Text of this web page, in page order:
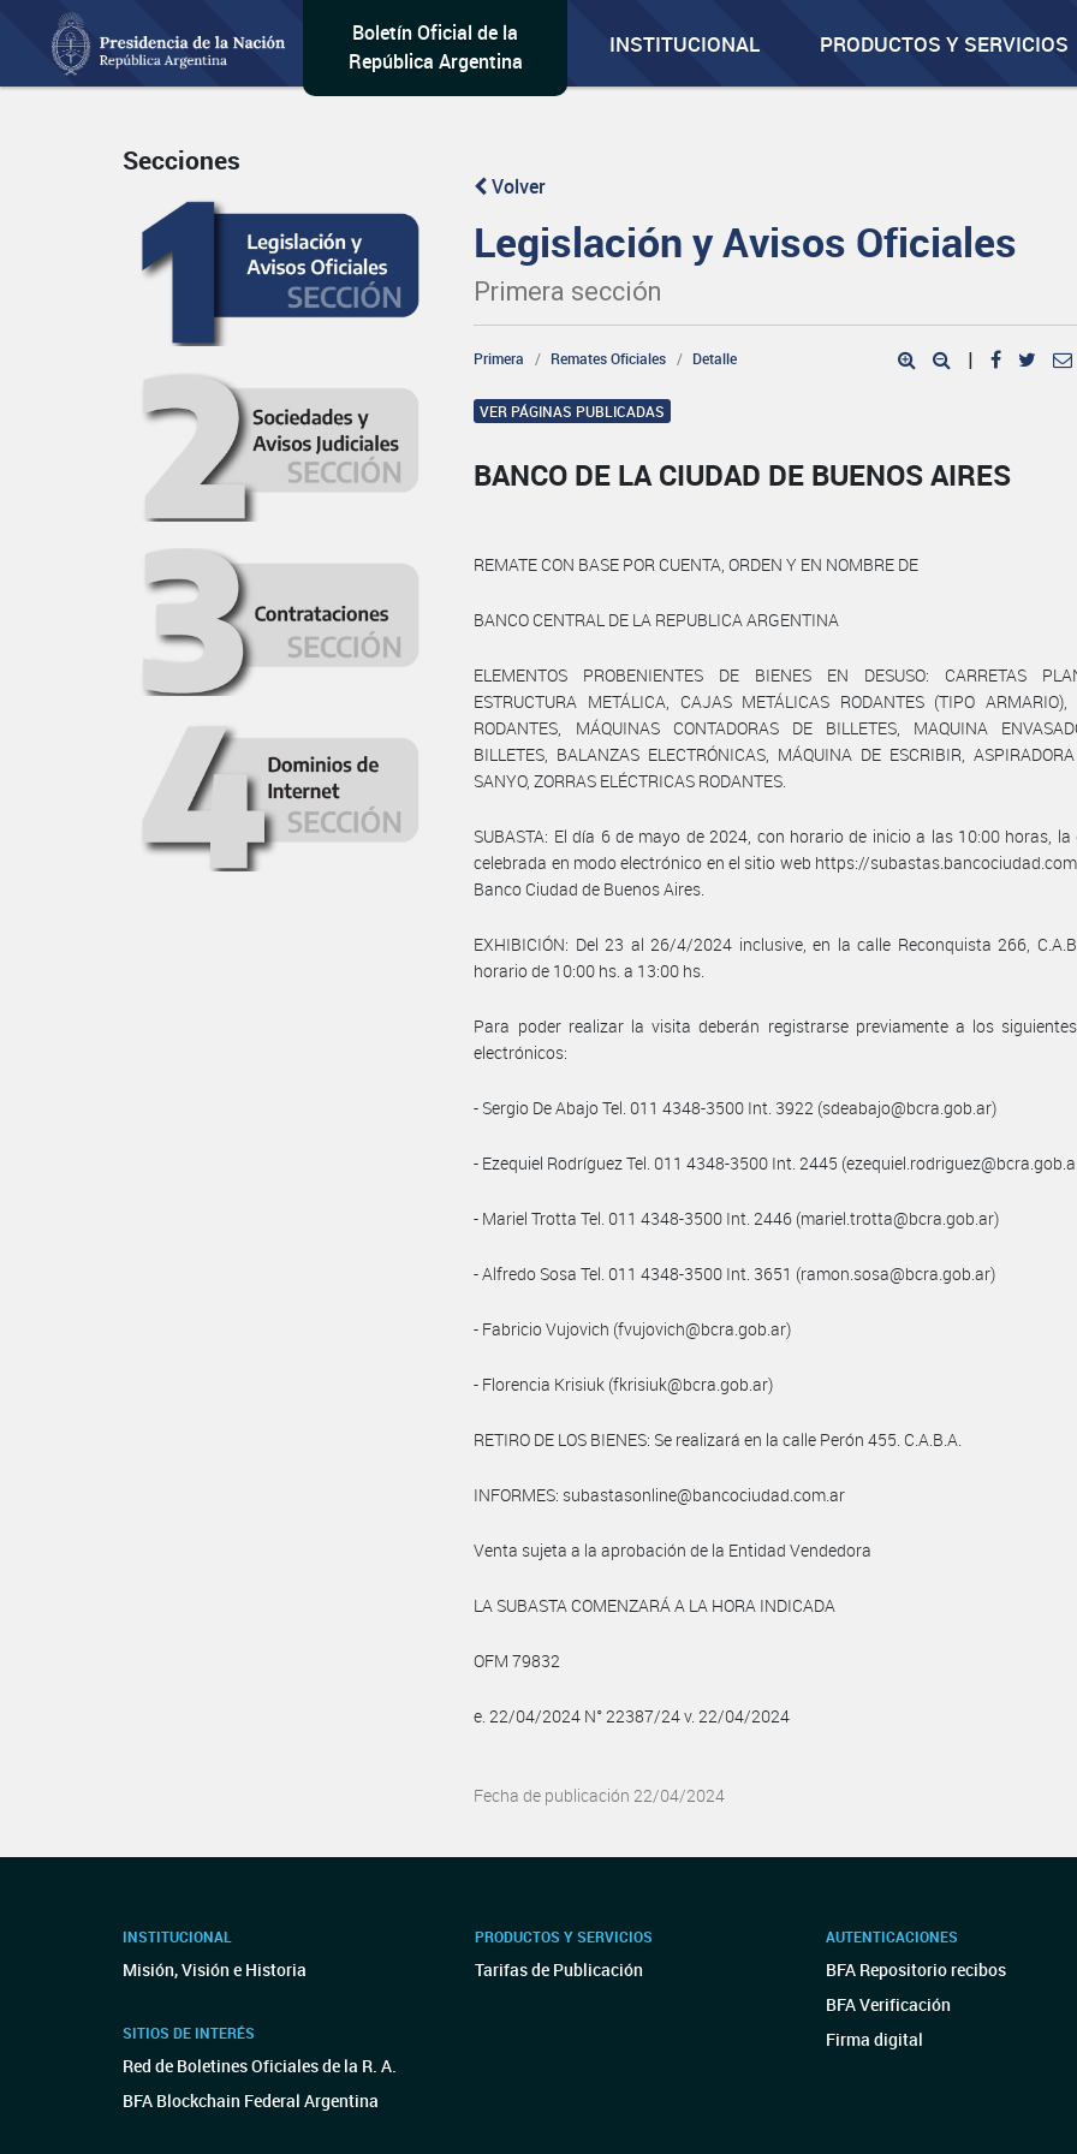
Boletín Oficial de la
República Argentina
INSTITUCIONAL PRODUCTOS Y SERVICIOS
Secciones
Volver
Legislación y Avisos Oficiales
Primera sección
Primera Remates Oficiales Detalle |
VER PÁGINAS PUBLICADAS
BANCO DE LA CIUDAD DE BUENOS AIRES
REMATE CON BASE POR CUENTA, ORDEN Y EN NOMBRE DE
BANCO CENTRAL DE LA REPUBLICA ARGENTINA
ELEMENTOS PROBENIENTES DE BIENES EN DESUSO: CARRETAS
ESTRUCTURA METÁLICA, CAJAS METÁLICAS RODANTES (TIPO ARMARIO),
RODANTES, MÁQUINAS CONTADORAS DE BILLETES, MAQUINA
BILLETES, BALANZAS ELECTRÓNICAS, MÁQUINA DE ESCRIBIR,
SANYO, ZORRAS ELÉCTRICAS RODANTES.
SUBASTA: El día 6 de mayo de 2024, con horario de inicio a las 10:00 horas, la
celebrada en modo electrónico en el sitio web https://
Banco Ciudad de Buenos Aires.
EXHIBICIÓN: Del 23 al 26/4/2024 inclusive, en la calle Reconquista 266,
horario de 10:00 hs. a 13:00 hs.
Para poder realizar la visita deberán registrarse previamente a los
electrónicos:
- Sergio De Abajo Tel. 011 4348-3500 Int. 3922 (sdeabajo@bcra.gob.ar)
- Ezequiel Rodríguez Tel. 011 4348-3500 Int. 2445
- Mariel Trotta Tel. 011 4348-3500 Int. 2446 (mariel.trotta@bcra.gob.ar)
- Alfredo Sosa Tel. 011 4348-3500 Int. 3651 (ramon.sosa@bcra.gob.ar)
- Fabricio Vujovich (fvujovich@bcra.gob.ar)
- Florencia Krisiuk (fkrisiuk@bcra.gob.ar)
RETIRO DE LOS BIENES: Se realizará en la calle Perón 455. C.A.B.A.
INFORMES: subastasonline@bancociudad.com.ar
Venta sujeta a la aprobación de la Entidad Vendedora
LA SUBASTA COMENZARÁ A LA HORA INDICADA
OFM 79832
e. 22/04/2024 N° 22387/24 v. 22/04/2024
Fecha de publicación 22/04/2024
INSTITUCIONAL
Misión, Visión e Historia
SITIOS DE INTERÉS
Red de Boletines Oficiales de la R. A.
BFA Blockchain Federal Argentina
PRODUCTOS Y SERVICIOS
Tarifas de Publicación
AUTENTICACIONES
BFA Repositorio recibos
BFA Verificación
Firma digital